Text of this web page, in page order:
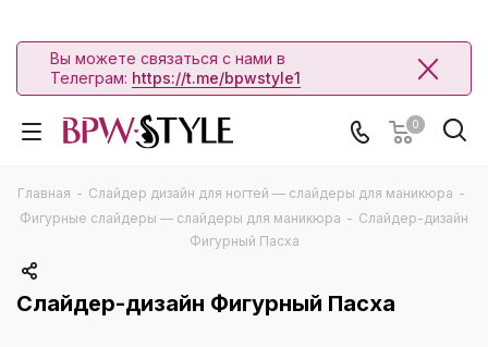
Вы можете связаться с нами в
Телеграм: https://t.me/bpwstyle1
0
Главная - Слайдер дизайн для ногтей — слайдеры для маникюра -
Фигурные слайдеры — слайдеры для маникюра - Слайдер-дизайн
Фигурный Пасха
Слайдер-дизайн Фигурный Пасха